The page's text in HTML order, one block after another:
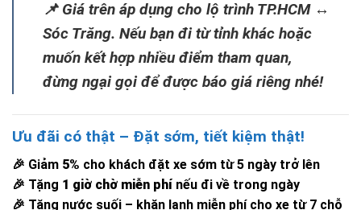
📌 Giá trên áp dụng cho lộ trình TP.HCM ↔
Sóc Trăng. Nếu bạn đi từ tỉnh khác hoặc
muốn kết hợp nhiều điểm tham quan,
đừng ngại gọi để được báo giá riêng nhé!
Ưu đãi có thật – Đặt sớm, tiết kiệm thật!
🎉 Giảm 5% cho khách đặt xe sớm từ 5 ngày trở lên
🎉 Tặng 1 giờ chờ miễn phí nếu đi về trong ngày
🎉 Tặng nước suối – khăn lạnh miễn phí cho xe từ 7 chỗ